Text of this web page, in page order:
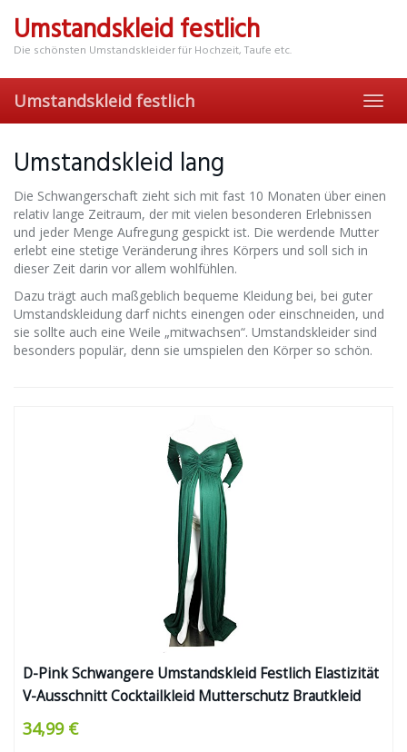
mainUmstandskleid festlich
Die schönsten Umstandskleider für Hochzeit, Taufe etc.
Umstandskleid festlich
Umstandskleid lang
Die Schwangerschaft zieht sich mit fast 10 Monaten über einen
relativ lange Zeitraum, der mit vielen besonderen Erlebnissen
und jeder Menge Aufregung gespickt ist. Die werdende Mutter
erlebt eine stetige Veränderung ihres Körpers und soll sich in
dieser Zeit darin vor allem wohlfühlen.
Dazu trägt auch maßgeblich bequeme Kleidung bei, bei guter
Umstandskleidung darf nichts einengen oder einschneiden, und
sie sollte auch eine Weile „mitwachsen“. Umstandskleider sind
besonders populär, denn sie umspielen den Körper so schön.
D-Pink Schwangere Umstandskleid Festlich Elastizität
V-Ausschnitt Cocktailkleid Mutterschutz Brautkleid
Kleider (Grün)
34,99 €